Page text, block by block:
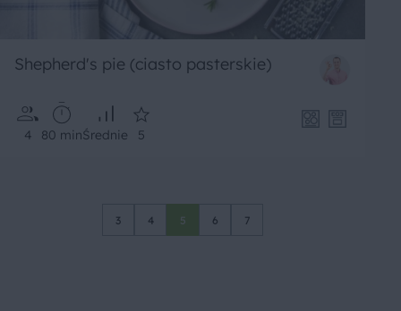
Shepherd's pie (ciasto pasterskie)
4 80 minŚrednie 5
3 4 5 6 7